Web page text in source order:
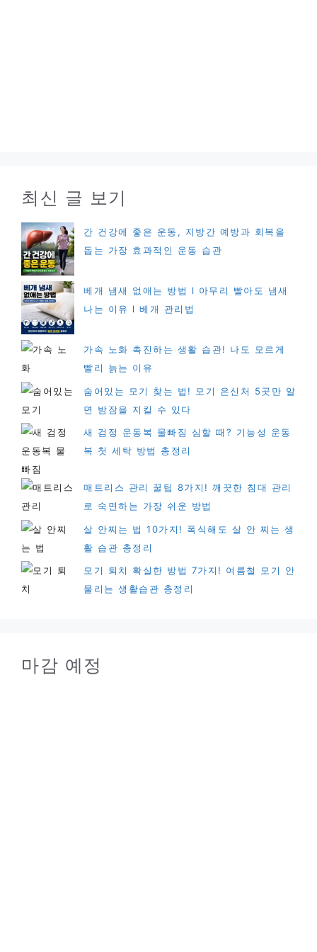
최신 글 보기
간 건강에 좋은 운동, 지방간 예방과 회복을
돕는 가장 효과적인 운동 습관
베개 냄새 없애는 방법 l 아무리 빨아도 냄새
나는 이유 l 베개 관리법
가속 노화 촉진하는 생활 습관! 나도 모르게
빨리 늙는 이유
숨어있는 모기 찾는 법! 모기 은신처 5곳만 알
면 밤잠을 지킬 수 있다
새 검정 운동복 물빠짐 심할 때? 기능성 운동
복 첫 세탁 방법 총정리
매트리스 관리 꿀팁 8가지! 깨끗한 침대 관리
로 숙면하는 가장 쉬운 방법
살 안찌는 법 10가지! 폭식해도 살 안 찌는 생
활 습관 총정리
모기 퇴치 확실한 방법 7가지! 여름철 모기 안
물리는 생활습관 총정리
마감 예정